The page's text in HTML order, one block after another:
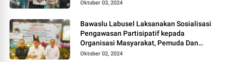
Oktober 03, 2024
Bawaslu Labusel Laksanakan Sosialisasi
Pengawasan Partisipatif kepada
Organisasi Masyarakat, Pemuda Dan
Agama Pada pilkada Serentak 2024
Oktober 02, 2024